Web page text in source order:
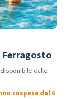
dalle
sospese dal 6